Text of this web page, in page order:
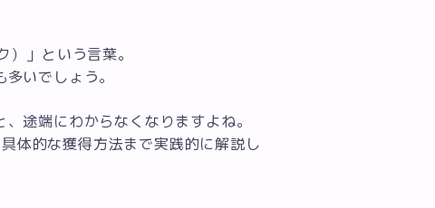
」という言葉。
いでしょう。
途端にわからなくなりますよね。
体的な獲得方法まで実践的に解説し